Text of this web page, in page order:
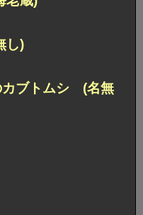
し)
カブトムシ (名無